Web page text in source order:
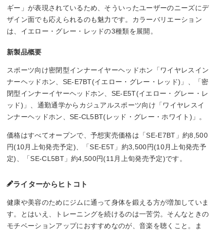
ギー」が表現されているため、そういったユーザーのニーズにデ
ザイン面でも応えられるのも魅力です。カラーバリエーション
は、イエロー・グレー・レッドの3種類を展開。
新製品概要
スポーツ向け密閉型インナーイヤーヘッドホン「ワイヤレスイン
ナーヘッドホン、SE-E7BT(イエロー・グレー・レッド)」、「密
閉型インナーイヤーヘッドホン、SE-E5T(イエロー・グレー・レ
ッド)」、通勤通学からカジュアルスポーツ向け「ワイヤレスイ
ンナーヘッドホン、SE-CL5BT(レッド・グレー・ホワイト)」。
価格はすべてオープンで、予想実売価格は「SE-E7BT」約8,500
円(10月上旬発売予定)、「SE-E5T」約3,500円(10月上旬発売予
定)、「SE-CL5BT」約4,500円(11月上旬発売予定)です。
ライターからヒトコト
健康や美容のためにジムに通って身体を鍛える方が増加していま
す。とはいえ、トレーニングを続けるのは一苦労。そんなときの
モチベーションアップにおすすめなのが、音楽を聴くこと。ま